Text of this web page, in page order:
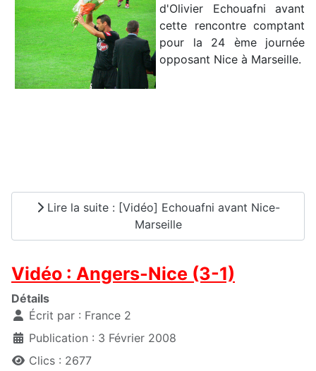
d'Olivier Echouafni avant
cette rencontre comptant
pour la 24 ème journée
opposant Nice à Marseille.
Lire la suite : [Vidéo] Echouafni avant Nice-
Marseille
Vidéo : Angers-Nice (3-1)
Détails
Écrit par : France 2
Publication : 3 Février 2008
Clics : 2677